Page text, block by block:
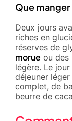
Que manger
Deux jours
riches en
réserves de
morue ou des
légère. Le
déjeuner
complet, de
beurre de